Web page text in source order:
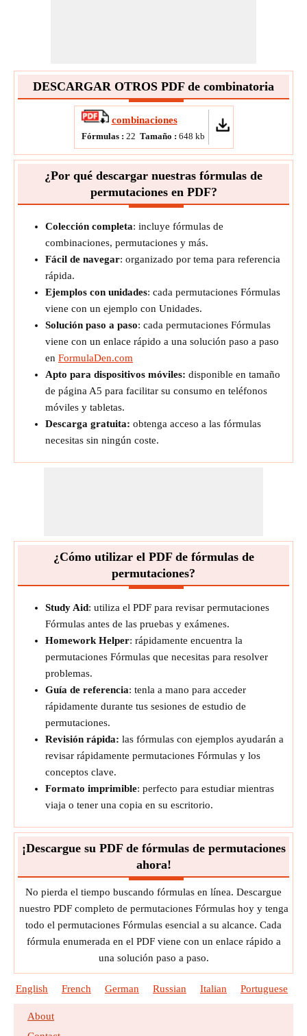
DESCARGAR OTROS PDF de combinatoria
combinaciones
Fórmulas : 22 Tamaño : 648 kb
¿Por qué descargar nuestras fórmulas de
permutaciones en PDF?
Colección completa: incluye fórmulas de
combinaciones, permutaciones y más.
Fácil de navegar: organizado por tema para referencia
rápida.
Ejemplos con unidades: cada permutaciones Fórmulas
viene con un ejemplo con Unidades.
Solución paso a paso: cada permutaciones Fórmulas
viene con un enlace rápido a una solución paso a paso
en FormulaDen.com
Apto para dispositivos móviles: disponible en tamaño
de página A5 para facilitar su consumo en teléfonos
móviles y tabletas.
Descarga gratuita: obtenga acceso a las fórmulas
necesitas sin ningún coste.
¿Cómo utilizar el PDF de fórmulas de
permutaciones?
Study Aid: utiliza el PDF para revisar permutaciones
Fórmulas antes de las pruebas y exámenes.
Homework Helper: rápidamente encuentra la
permutaciones Fórmulas que necesitas para resolver
problemas.
Guía de referencia: tenla a mano para acceder
rápidamente durante tus sesiones de estudio de
permutaciones.
Revisión rápida: las fórmulas con ejemplos ayudarán a
revisar rápidamente permutaciones Fórmulas y los
conceptos clave.
Formato imprimible: perfecto para estudiar mientras
viaja o tener una copia en su escritorio.
¡Descargue su PDF de fórmulas de permutaciones
ahora!
No pierda el tiempo buscando fórmulas en línea. Descargue
nuestro PDF completo de permutaciones Fórmulas hoy y tenga
todo el permutaciones Fórmulas esencial a su alcance. Cada
fórmula enumerada en el PDF viene con un enlace rápido a
una solución paso a paso.
English French German Russian Italian Portuguese
About